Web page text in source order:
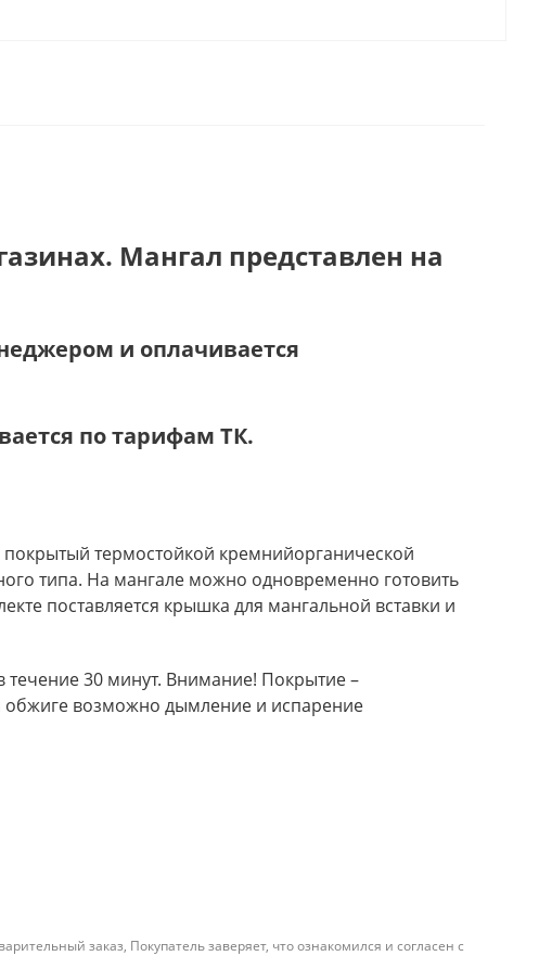
Мангал представлен на
и оплачивается
по тарифам ТК.
термостойкой кремнийорганической
типа. На мангале можно одновременно готовить
поставляется крышка для мангальной вставки и
30 минут. Внимание! Покрытие –
обжиге возможно дымление и испарение
заказ, Покупатель заверяет, что ознакомился и согласен с